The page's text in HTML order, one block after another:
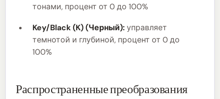
тонами, процент от 0 до 100%
Key/Black (K) (Черный):управляет
темнотой и глубиной, процент от 0 до
100%
Распространенные преобразования